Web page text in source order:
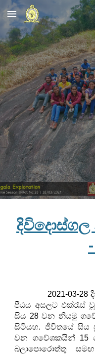
Skip to main content
2021-03-28
පීඨය අසලට එක්රැස්
සිය 28 වන නියමු
සිටියහ. ජීවිතයේ සිය
වන ගවේශකයින් 15
බලාපොරොත්තු